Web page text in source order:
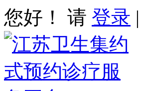
您好！ 请 登录 |